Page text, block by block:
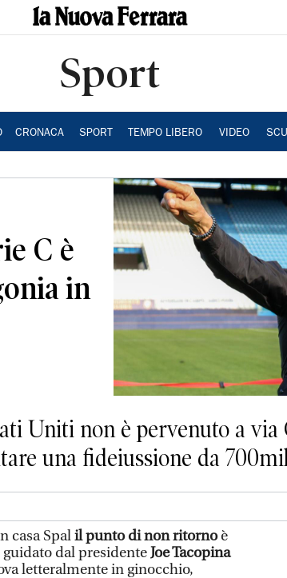
Sport
CRONACA SPORT TEMPO LIBERO VIDEO
C è
in
Uniti non è pervenuto a via
una fideiussione da
casa Spalil punto di non ritornoè
dal presidenteJoe Tacopina
letteralmente in ginocchio,